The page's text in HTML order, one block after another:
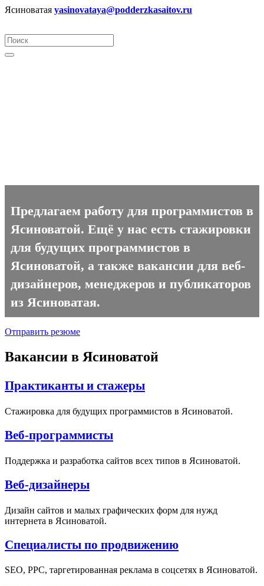
Ясиноватая yasinovataya@podderzkasaitov.ru
Предлагаем работу для программистов в
Ясиноватой. Ещё у нас есть стажировки
для будущих программистов в
Ясиноватой, а также вакансии для веб-
дизайнеров, менеджеров и публикаторов
из Ясиноватая.
Отправить резюме
Вакансии в Ясиноватой
Практиканты и стажеры
Стажировка для будущих программистов в Ясиноватой.
Веб-программисты
Поддержка и разработка сайтов всех типов в Ясиноватой.
Веб-дизайнеры
Дизайн сайтов и малых графических форм для нужд
интернета в Ясиноватой.
Специалисты по продвижению
SEO, PPC, таргетированная реклама в соцсетях в Ясиноватой.